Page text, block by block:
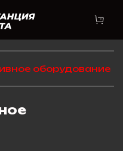
оборудование